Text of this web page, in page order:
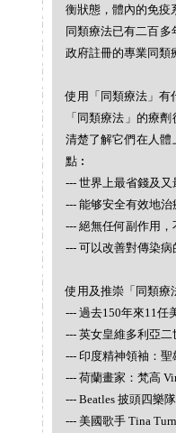
衡狀態，體內的免疫
同類療法已有二百
政府註冊的專業同類
使用「同類療法」有
「同類療法」的療
清楚了解它們在人
點︰
--- 世界上最省錢及
--- 能够安全有效地
--- 絕無任何副作用，
--- 可以改善對傳染病
使用及推崇「同類療
--- 過去150年來11任
--- 英女皇維多利亞
--- 印度精神領袖：聖
--- 荷蘭畫家：梵高
--- Beatles 披頭四樂
--- 美國歌手 Tina